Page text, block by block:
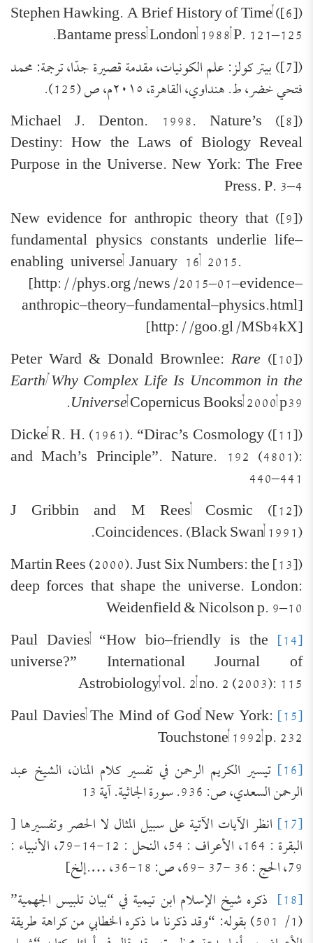
([6]) Stephen Hawking. A Brief History of Time,
Bantame press, London, 1988, P. 121–125.
([7]) بيتر كولز: علم الكونيات، مقدمة قصيرة جدّا، ترجمة: محمد
فتحي خضر، ط. هنداوي، القاهرة، ٢٠١٥م، ص (125).
([8]) Michael J. Denton. 1998. Nature’s
Destiny: How the Laws of Biology Reveal
Purpose in the Universe. New York: The Free
Press. P. 3–4
([9]) New evidence for anthropic theory that
fundamental physics constants underlie life–
enabling universe, January 16, 2015.
[http://phys.org/news/2015–01–evidence–
anthropic–theory–fundamental–physics.html]
[http://goo.gl/MSb4kX]
([10]) Peter Ward & Donald Brownlee:
Rare
Earth, Why Complex Life Is Uncommon in the
Universe, Copernicus Books, 2000, p39.
([11]) Dicke, R. H. (1961). “Dirac’s Cosmology
and Mach’s Principle”. Nature. 192 (4801):
440–441
([12]) J Gribbin and M Rees, Cosmic
Coincidences. (Black Swan, 1991).
([13] Martin Rees (2000). Just Six Numbers: the
deep forces that shape the universe. London:
Weidenfield & Nicolson p. 9–10
[14]
Paul Davies, “How bio–friendly is the
universe?” International Journal of
Astrobiology, vol. 2, no. 2 (2003): 115
[15]
Paul Davies, The Mind of God, New York:
Touchstone, 1992, p. 232
[16]
تيسير الكريم الرحمن في تفسير كلام المنان، الشيخ عبد
الرحمن السعدي، ص: 936. سورة الجاثية. آية 13
[17]
انظر الآيات الآتية على سبيل المثال لا الحصر وتفسيرها [
البقرة : 164، الأعراف : 54، النحل : 12-14-79، الأنبياء :
79، الحج : 36 -37 -69، ص: 18-36، ….إلخ]
[18]
ذكره شيخ الإسلام ابن تيمية في “بيان تلبيس الجهمية”
(1/ 501) بقوله: “وقد ذكرنا ما ذكره الخطابي من كراهة طريقة
تَعرِيف بكِتَاب (مجموعة الرَّسائل العقديَّة
للعلامة الشَّيخ محمد عبد الظَّاهر أبو
السَّمح)
للتحميل كملف PDF اضغط على الأيقونة المعلومات
الفنية للكتاب: عنوان الكتاب: مجموعة الرَّسائل
العقديَّة للعلامة الشَّيخ محمد عبد الظَّاهر أبو السَّمح.